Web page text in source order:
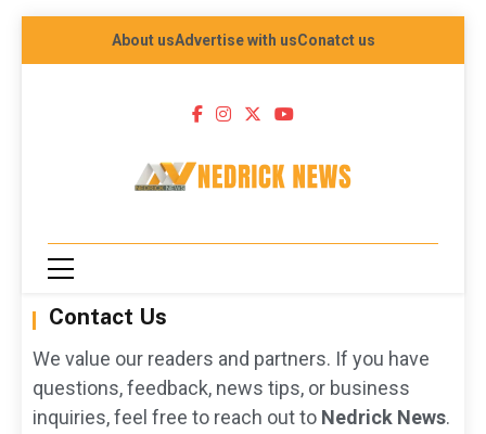
About usAdvertise with usConatct us
NEDRICK
Contact Us
We value our readers and partners. If you have
questions, feedback, news tips, or business
inquiries, feel free to reach out to Nedrick News.